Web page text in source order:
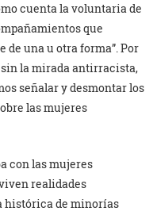
cuenta la voluntaria de
que
de una u otra forma”. Por
sin la mirada antirracista,
señalar y desmontar los
las mujeres
con las mujeres
realidades
histórica de minorías